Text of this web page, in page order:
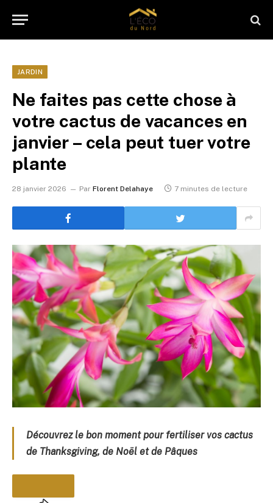
JARDIN
Ne faites pas cette chose à
votre cactus de vacances en
janvier – cela peut tuer votre
plante
28 janvier 2026 Par Florent Delahaye 7 minutes de lecture
Découvrez le bon moment pour fertiliser vos cactus
de Thanksgiving, de Noël et de Pâques